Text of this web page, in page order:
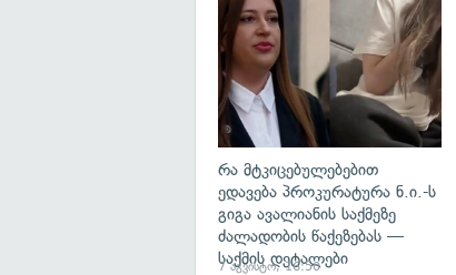
რა მტკიცებულებებით
ედავება პროკურატურა ნ.ი.-ს
გიგა ავალიანის საქმეზე
ძალადობის წაქეზებას —
საქმის დეტალები
7 აგვისტო, 16:50